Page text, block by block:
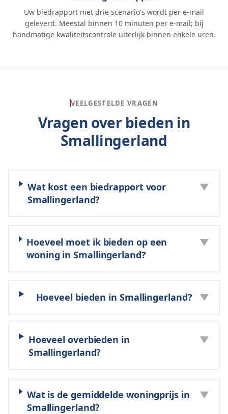
Uw biedrapport met drie scenario's wordt per e-mail
geleverd. Meestal binnen 10 minuten per e-mail; bij
handmatige kwaliteitscontrole uiterlijk binnen enkele uren.
VEELGESTELDE VRAGEN
Vragen over bieden in
Smallingerland
Wat kost een biedrapport voor
Smallingerland?
▼
Hoeveel moet ik bieden op een
woning in Smallingerland?
▼
Hoeveel bieden in Smallingerland? ▼
Hoeveel overbieden in
Smallingerland?
▼
Wat is de gemiddelde woningprijs in
Smallingerland?
▼